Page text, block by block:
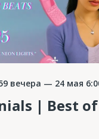
вечера — 24 мая
| Best of